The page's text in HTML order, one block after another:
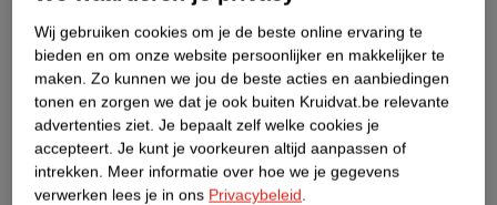
Bekijk ook
MeerAxe Alle Deospray
Hoe controleren wij de reviews?
Wij gebruiken cookies om je de beste online ervaring te
bieden en om onze website persoonlijker en makkelijker te
maken. Zo kunnen we jou de beste acties en aanbiedingen
tonen en zorgen we dat je ook buiten Kruidvat.be relevante
advertenties ziet. Je bepaalt zelf welke cookies je
accepteert. Je kunt je voorkeuren altijd aanpassen of
intrekken. Meer informatie over hoe we je gegevens
verwerken lees je in ons Privacybeleid.